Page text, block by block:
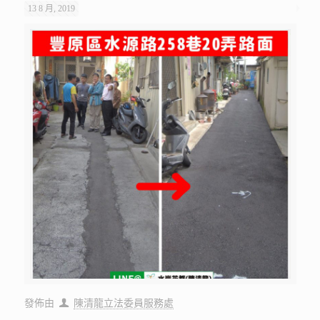
13 8 月, 2019
發佈由 陳清龍立法委員服務處